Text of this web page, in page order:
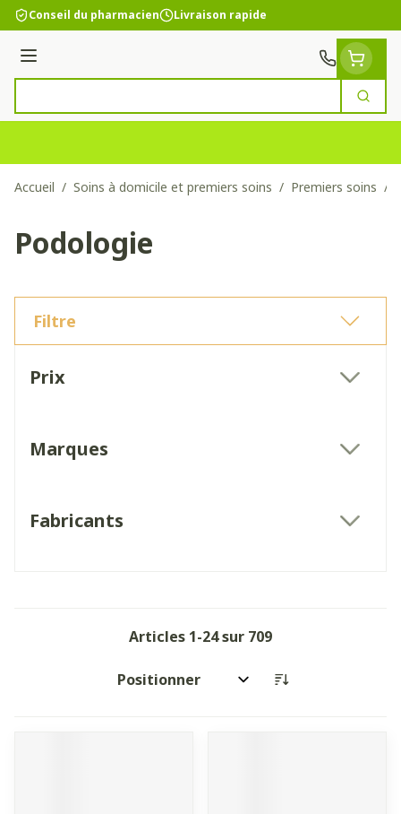
Aller au contenu
Conseil du pharmacien Livraison rapide
Menu
Accueil / Soins à domicile et premiers soins / Premiers soins /
Podologie
Filtre
Prix
Marques
Fabricants
Articles 1-24sur 709
Trier par: